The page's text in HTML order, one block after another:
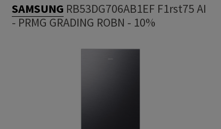
SAMSUNG RB53DG706AB1EF F1rst75 AI
- PRMG GRADING ROBN - 10%